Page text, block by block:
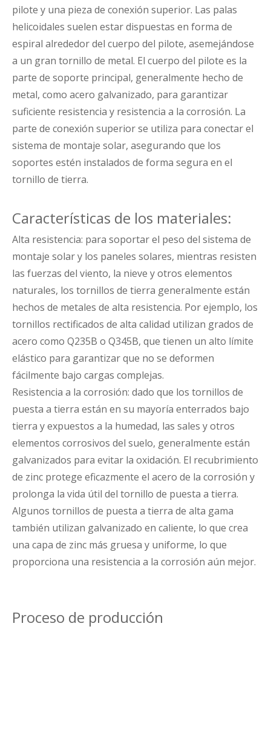
pilote y una pieza de conexión superior. Las palas
helicoidales suelen estar dispuestas en forma de
espiral alrededor del cuerpo del pilote, asemejándose
a un gran tornillo de metal. El cuerpo del pilote es la
parte de soporte principal, generalmente hecho de
metal, como acero galvanizado, para garantizar
suficiente resistencia y resistencia a la corrosión. La
parte de conexión superior se utiliza para conectar el
sistema de montaje solar, asegurando que los
soportes estén instalados de forma segura en el
tornillo de tierra.
Características de los materiales:
Alta resistencia: para soportar el peso del sistema de
montaje solar y los paneles solares, mientras resisten
las fuerzas del viento, la nieve y otros elementos
naturales, los tornillos de tierra generalmente están
hechos de metales de alta resistencia. Por ejemplo, los
tornillos rectificados de alta calidad utilizan grados de
acero como Q235B o Q345B, que tienen un alto límite
elástico para garantizar que no se deformen
fácilmente bajo cargas complejas.
Resistencia a la corrosión: dado que los tornillos de
puesta a tierra están en su mayoría enterrados bajo
tierra y expuestos a la humedad, las sales y otros
elementos corrosivos del suelo, generalmente están
galvanizados para evitar la oxidación. El recubrimiento
de zinc protege eficazmente el acero de la corrosión y
prolonga la vida útil del tornillo de puesta a tierra.
Algunos tornillos de puesta a tierra de alta gama
también utilizan galvanizado en caliente, lo que crea
una capa de zinc más gruesa y uniforme, lo que
proporciona una resistencia a la corrosión aún mejor.
Proceso de producción